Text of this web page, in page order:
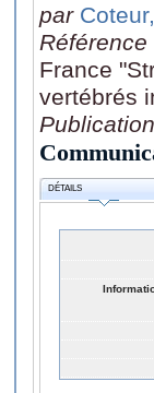
par
Référence
France
vertébrés
Publication
DÉTAILS